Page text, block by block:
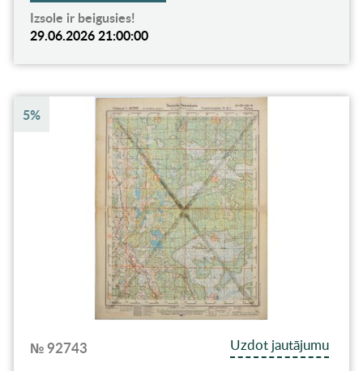
Izsole ir beigusies!
29.06.2026 21:00:00
5%
№ 92743
Uzdot jautājumu